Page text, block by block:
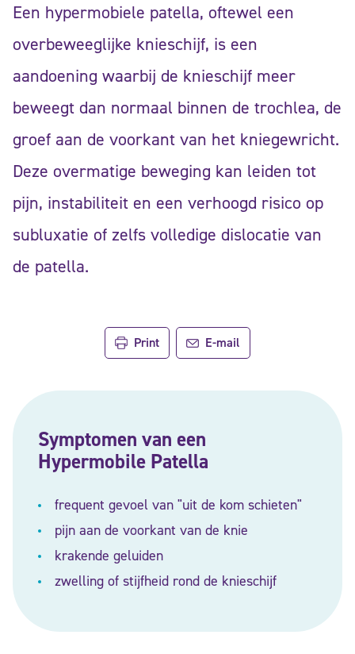
Een hypermobiele patella, oftewel een
overbeweeglijke knieschijf, is een
aandoening waarbij de knieschijf meer
beweegt dan normaal binnen de trochlea, de
groef aan de voorkant van het kniegewricht.
Deze overmatige beweging kan leiden tot
pijn, instabiliteit en een verhoogd risico op
subluxatie of zelfs volledige dislocatie van
de patella.
Print E-mail
Symptomen van een
Hypermobile Patella
frequent gevoel van "uit de kom schieten"
pijn aan de voorkant van de knie
krakende geluiden
zwelling of stijfheid rond de knieschijf